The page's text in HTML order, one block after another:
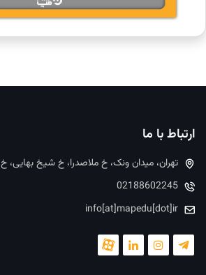
ارتباط با ما
تهران، میدان ونک، خ ملاصدرا، خ شیخ بهایی،
02188602245
info[at]mapedu[dot]ir